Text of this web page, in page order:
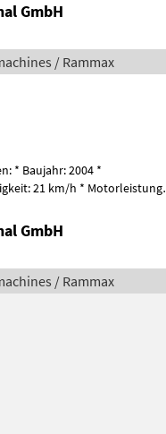
GmbH
/ Rammax
* Baujahr: 2004 *
21 km/h * Motorleistung:
GmbH
/ Rammax